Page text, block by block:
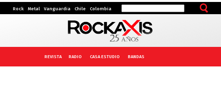
Rock Metal Vanguardia Chile Colombia
REVISTA RADIO CASA ESTUDIO BANDAS